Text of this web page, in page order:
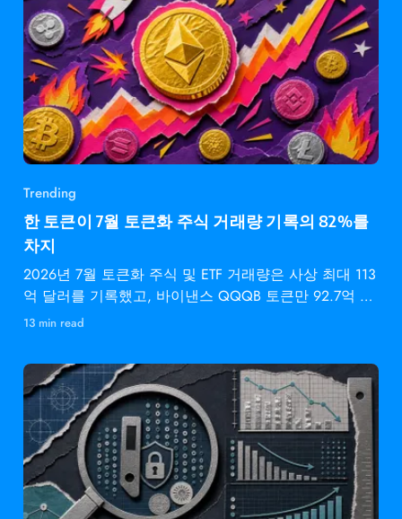
Trending
한 토큰이 7월 토큰화 주식 거래량 기록의 82%를
차지
2026년 7월 토큰화 주식 및 ETF 거래량은 사상 최대 113
억 달러를 기록했고, 바이낸스 QQQB 토큰만 92.7억 달
러를
13 min read